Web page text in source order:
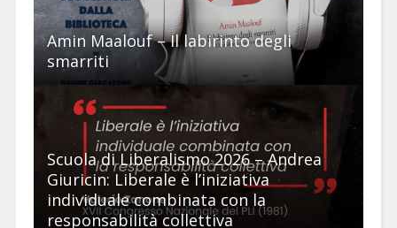
Amin Maalouf – Il labirinto degli
smarriti
Scuola di Liberalismo 2026 – Andrea
Giuricin: Liberale è l’iniziativa
individuale combinata con la
responsabilità collettiva